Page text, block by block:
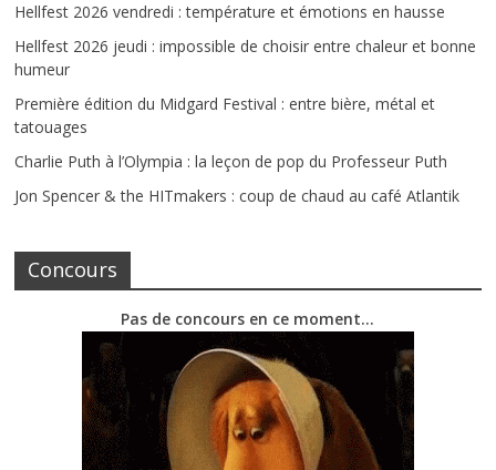
Hellfest 2026 vendredi : température et émotions en hausse
Hellfest 2026 jeudi : impossible de choisir entre chaleur et bonne
humeur
Première édition du Midgard Festival : entre bière, métal et
tatouages
Charlie Puth à l’Olympia : la leçon de pop du Professeur Puth
Jon Spencer & the HITmakers : coup de chaud au café Atlantik
Concours
Pas de concours en ce moment…